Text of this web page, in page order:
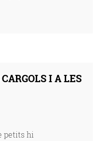
I A LES
petits hi